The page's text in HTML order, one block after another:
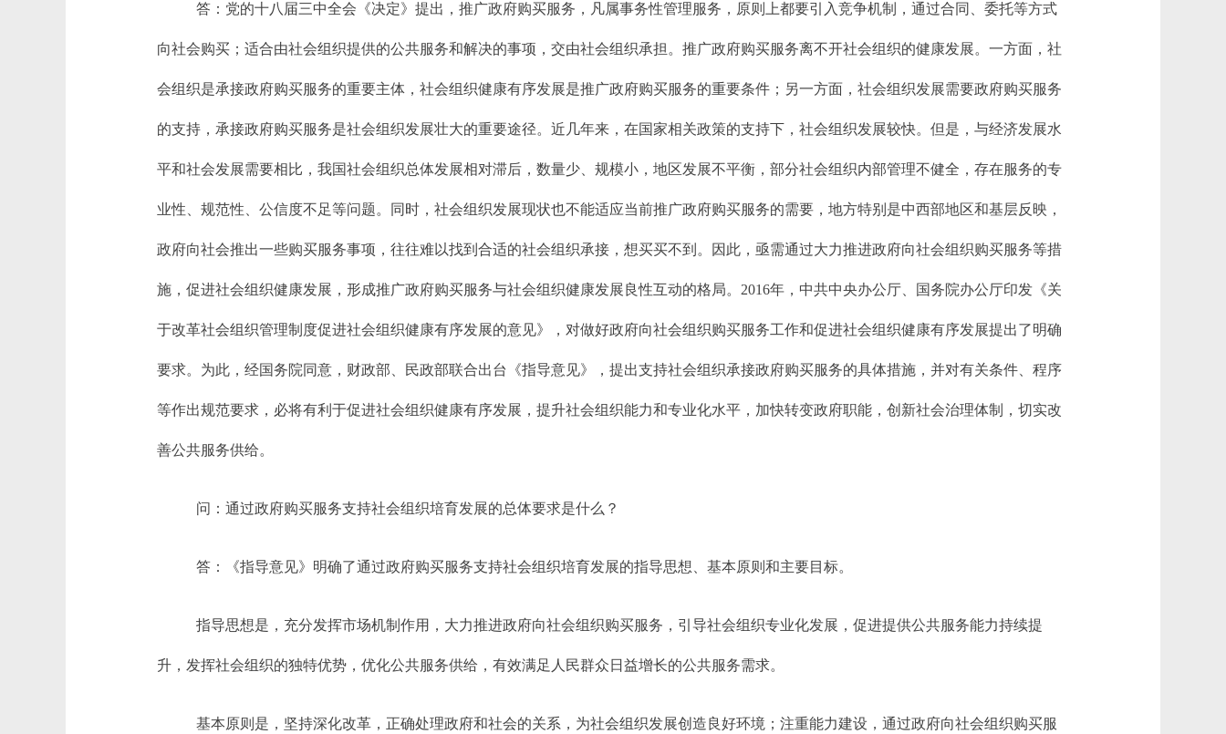
答：党的十八届三中全会《决定》提出，推广政府购买服务，凡属事务性管理服务，原则上都要引入竞争机制，通过合同、委托等方式
向社会购买；适合由社会组织提供的公共服务和解决的事项，交由社会组织承担。推广政府购买服务离不开社会组织的健康发展。一方面，社
会组织是承接政府购买服务的重要主体，社会组织健康有序发展是推广政府购买服务的重要条件；另一方面，社会组织发展需要政府购买服务
的支持，承接政府购买服务是社会组织发展壮大的重要途径。近几年来，在国家相关政策的支持下，社会组织发展较快。但是，与经济发展水
平和社会发展需要相比，我国社会组织总体发展相对滞后，数量少、规模小，地区发展不平衡，部分社会组织内部管理不健全，存在服务的专
业性、规范性、公信度不足等问题。同时，社会组织发展现状也不能适应当前推广政府购买服务的需要，地方特别是中西部地区和基层反映，
政府向社会推出一些购买服务事项，往往难以找到合适的社会组织承接，想买买不到。因此，亟需通过大力推进政府向社会组织购买服务等措
施，促进社会组织健康发展，形成推广政府购买服务与社会组织健康发展良性互动的格局。 2016年，中共中央办公厅、国务院办公厅印发《关
于改革社会组织管理制度促进社会组织健康有序发展的意见》，对做好政府向社会组织购买服务工作和促进社会组织健康有序发展提出了明确
要求。为此，经国务院同意，财政部、民政部联合出台《指导意见》，提出支持社会组织承接政府购买服务的具体措施，并对有关条件、程序
等作出规范要求，必将有利于促进社会组织健康有序发展，提升社会组织能力和专业化水平，加快转变政府职能，创新社会治理体制，切实改
善公共服务供给。
问：通过政府购买服务支持社会组织培育发展的总体要求是什么？
答：《指导意见》明确了通过政府购买服务支持社会组织培育发展的指导思想、基本原则和主要目标。
指导思想是，充分发挥市场机制作用，大力推进政府向社会组织购买服务，引导社会组织专业化发展，促进提供公共服务能力持续提
升，发挥社会组织的独特优势，优化公共服务供给，有效满足人民群众日益增长的公共服务需求。
基本原则是，坚持深化改革，正确处理政府和社会的关系，为社会组织发展创造良好环境；注重能力建设，通过政府向社会组织购买服